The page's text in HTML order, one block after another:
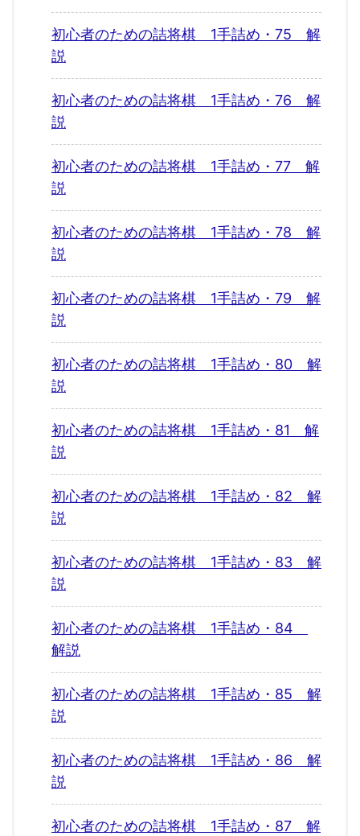
初心者のための詰将棋 1手詰め・75 解
説
初心者のための詰将棋 1手詰め・76 解
説
初心者のための詰将棋 1手詰め・77 解
説
初心者のための詰将棋 1手詰め・78 解
説
初心者のための詰将棋 1手詰め・79 解
説
初心者のための詰将棋 1手詰め・80 解
説
初心者のための詰将棋 1手詰め・81 解
説
初心者のための詰将棋 1手詰め・82 解
説
初心者のための詰将棋 1手詰め・83 解
説
初心者のための詰将棋 1手詰め・84
解説
初心者のための詰将棋 1手詰め・85 解
説
初心者のための詰将棋 1手詰め・86 解
説
初心者のための詰将棋 1手詰め・87 解